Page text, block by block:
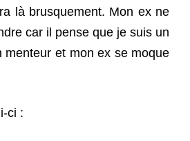
là brusquement. Mon ex ne
car il pense que je suis un
menteur et mon ex se moque
ci :